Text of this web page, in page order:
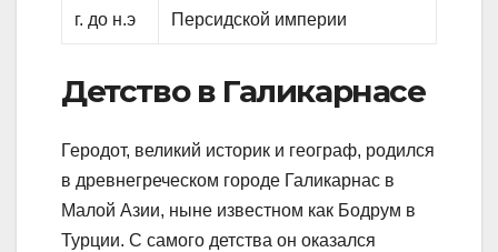
г. до н.э
Персидской империи
Детство в Галикарнасе
Геродот, великий историк и географ, родился
в древнегреческом городе Галикарнас в
Малой Азии, ныне известном как Бодрум в
Турции. С самого детства он оказался